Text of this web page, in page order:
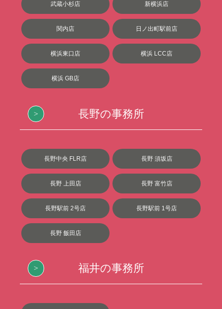
武蔵小杉店 新横浜店
関内店 日ノ出町駅前店
横浜東口店 横浜 LCC店
横浜 GB店
長野の事務所
長野中央 FLR店 長野 須坂店
長野 上田店 長野 富竹店
長野駅前 2号店 長野駅前 1号店
長野 飯田店
福井の事務所